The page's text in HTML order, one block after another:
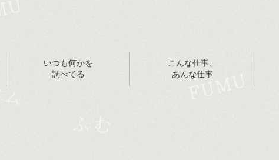
いつも何かを
調べてる
こんな仕事、
あんな仕事